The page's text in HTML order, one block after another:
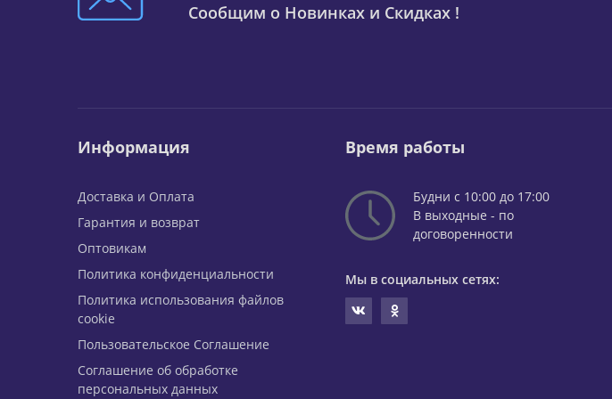
Сообщим о Новинках и Скидках !
Информация
Доставка и Оплата
Гарантия и возврат
Оптовикам
Политика конфиденциальности
Политика использования файлов
cookie
Пользовательское Соглашение
Соглашение об обработке
персональных данных
Время работы
Будни с 10:00 до 17:00
В выходные - по
договоренности
Мы в социальных сетях: